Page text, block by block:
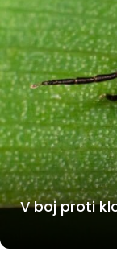
V boj proti